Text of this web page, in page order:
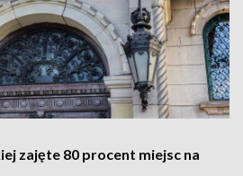
zajęte 80 procent miejsc na